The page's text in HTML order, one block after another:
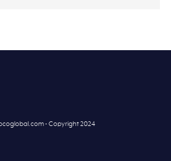
- Copyright 2024